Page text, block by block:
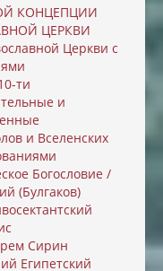
КОНЦЕПЦИИ
ЦЕРКВИ
Церкви с
ти
и
и Вселенских
Богословие /
(Булгаков)
Сирин
Египетский